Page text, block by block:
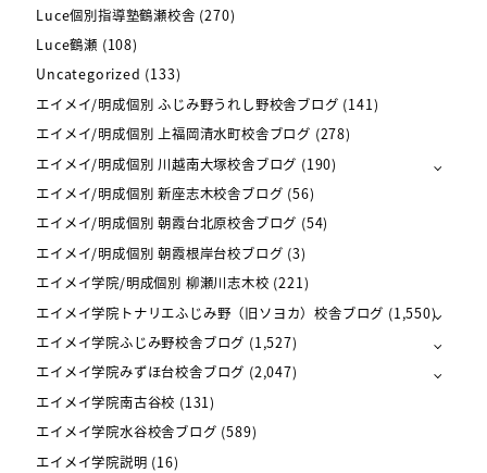
Luce個別指導塾鶴瀬校舎 (270)
Luce鶴瀬 (108)
Uncategorized (133)
エイメイ/明成個別 ふじみ野うれし野校舎ブログ (141)
エイメイ/明成個別 上福岡清水町校舎ブログ (278)
エイメイ/明成個別 川越南大塚校舎ブログ (190)
エイメイ/明成個別 新座志木校舎ブログ (56)
エイメイ/明成個別 朝霞台北原校舎ブログ (54)
エイメイ/明成個別 朝霞根岸台校ブログ (3)
エイメイ学院/明成個別 柳瀬川志木校 (221)
エイメイ学院トナリエふじみ野（旧ソヨカ）校舎ブログ (1,550)
エイメイ学院ふじみ野校舎ブログ (1,527)
エイメイ学院みずほ台校舎ブログ (2,047)
エイメイ学院南古谷校 (131)
エイメイ学院水谷校舎ブログ (589)
エイメイ学院説明 (16)